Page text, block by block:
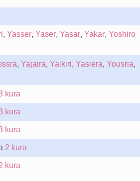
, Yasser, Yaser, Yasar, Yakar, Yoshiro
, Yajaira, Yaikiri, Yasiera, Yousria,
kura
kura
kura
2 kura
kura